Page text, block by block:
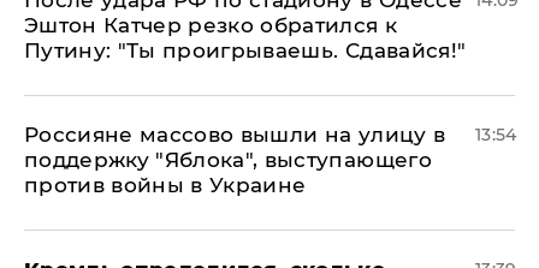
Эштон Катчер резко обратился к
Путину: "Ты проигрываешь. Сдавайся!"
Россияне массово вышли на улицу в
поддержку "Яблока", выступающего
против войны в Украине
13:54